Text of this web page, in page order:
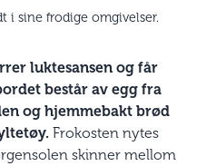
i sine frodige omgivelser.
luktesansen og får
består av egg fra
og hjemmebakt brød
Frokosten nytes
skinner mellom